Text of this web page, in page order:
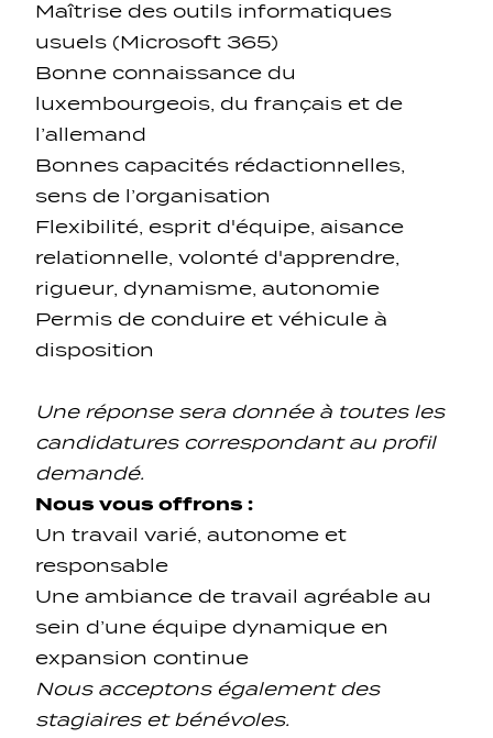
Maîtrise des outils informatiques
usuels (Microsoft 365)
Bonne connaissance du
luxembourgeois, du français et de
l’allemand
Bonnes capacités rédactionnelles,
sens de l’organisation
Flexibilité, esprit d'équipe, aisance
relationnelle, volonté d'apprendre,
rigueur, dynamisme, autonomie
Permis de conduire et véhicule à
disposition
Une réponse sera donnée à toutes les
candidatures correspondant au profil
demandé.
Nous vous offrons :
Un travail varié, autonome et
responsable
Une ambiance de travail agréable au
sein d’une équipe dynamique en
expansion continue
Nous acceptons également des
stagiaires et bénévoles.